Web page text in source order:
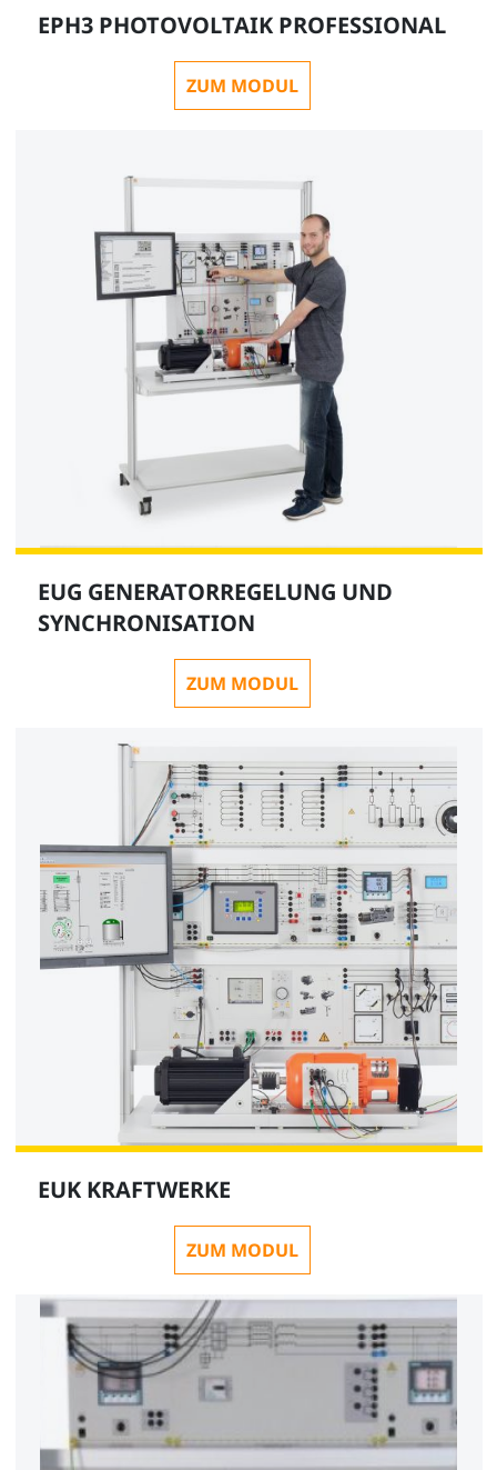
EPH3 PHOTOVOLTAIK PROFESSIONAL
ZUM MODUL
EUG GENERATORREGELUNG UND
SYNCHRONISATION
ZUM MODUL
EUK KRAFTWERKE
ZUM MODUL